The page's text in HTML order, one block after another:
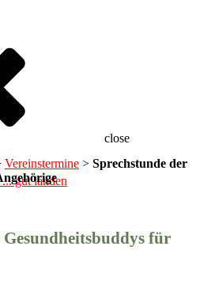
close
gut landen
Vereinstermine > Sprechstunde der
Gesundheitsbuddys für